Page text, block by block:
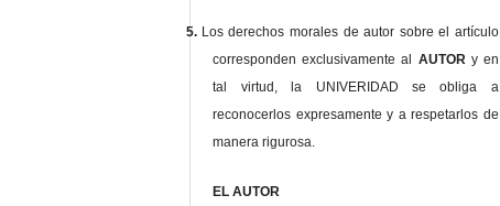
5. Los derechos morales de autor sobre el artículo
corresponden exclusivamente al AUTOR y en
tal virtud, la UNIVERIDAD se obliga a
reconocerlos expresamente y a respetarlos de
manera rigurosa.
EL AUTOR